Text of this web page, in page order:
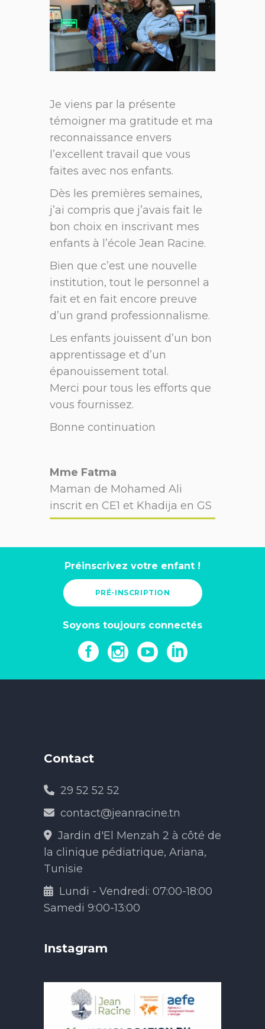
Je viens par la présente
témoigner ma gratitude et ma
reconnaissance envers
l’excellent travail que vous
faites avec nos enfants.
Dès les premières semaines,
j’ai compris que j’avais fait le
bon choix en inscrivant mes
enfants à l’école Jean Racine.
Bien que c’est une nouvelle
institution, tout le personnel a
fait et en fait encore preuve
d’un grand professionnalisme.
Les enfants jouissent d’un bon
apprentissage et d’un
épanouissement total.
Merci pour tous les efforts que
vous fournissez.
Bonne continuation
Mme Fatma
Maman de Mohamed Ali
inscrit en CE1 et Khadija en GS
Préinscrivez votre enfant !
PRÉ-INSCRIPTION
Soyons toujours connectés
Contact
29 52 52 52
contact@jeanracine.tn
Jardin d'El Menzah 2 à côté de
la clinique pédiatrique, Ariana,
Tunisie
Lundi - Vendredi: 07:00-18:00
Samedi 9:00-13:00
Instagram